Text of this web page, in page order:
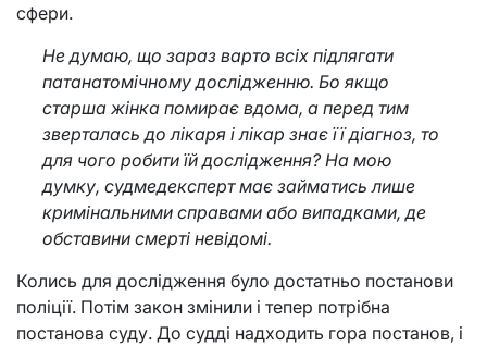
сфери.
Не думаю, що зараз варто всіх підлягати
патанатомічному дослідженню. Бо якщо
старша жінка помирає вдома, а перед тим
зверталась до лікаря і лікар знає її діагноз, то
для чого робити їй дослідження? На мою
думку, судмедексперт має займатись лише
кримінальними справами або випадками, де
обставини смерті невідомі.
Колись для дослідження було достатньо постанови
поліції. Потім закон змінили і тепер потрібна
постанова суду. До судді надходить гора постанов, і